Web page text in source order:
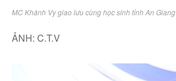
MC Khánh Vy giao lưu cùng học sinh tỉnh An Giang
ẢNH: C.T.V